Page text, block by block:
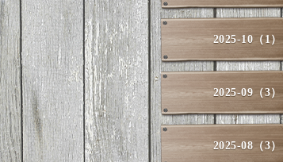
2025-10（1）
2025-09（3）
2025-08（3）